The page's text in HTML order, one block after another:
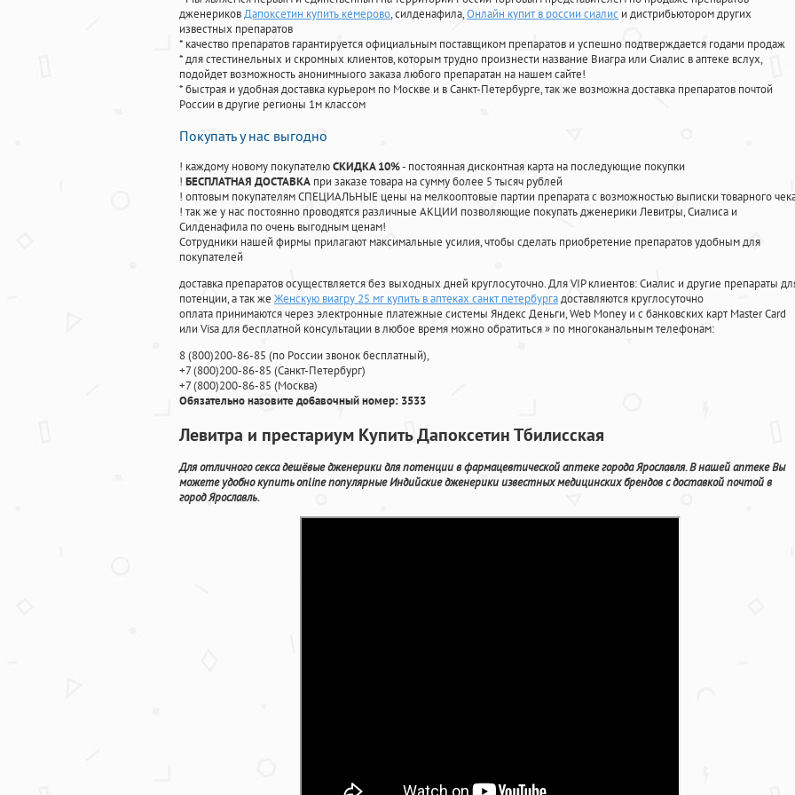
дженериковДапоксетин купить кемерово, силденафила,Онлайн купит в россии сиалис и дистрибьютором других
известных препаратов
* качество препаратов гарантируется официальным поставщиком препаратов и успешно подтверждается годами продаж
* для стестинельных и скромных клиентов, которым трудно произнести название Виагра или Сиалис в аптеке вслух,
подойдет возможность анонимныого заказа любого препаратан на нашем сайте!
* быстрая и удобная доставка курьером по Москве и в Санкт-Петербурге, так же возможна доставка препаратов почтой
России в другие регионы 1м классом
Покупать у нас выгодно
! каждому новому покупателюСКИДКА 10%- постоянная дисконтная карта на последующие покупки
! БЕСПЛАТНАЯ ДОСТАВКА при заказе товара на сумму более 5 тысяч рублей
! оптовым покупателям СПЕЦИАЛЬНЫЕ цены на мелкооптовые партии препарата с возможностью выписки товарного
! так же у нас постоянно проводятся различные АКЦИИ позволяющие покупать дженерики Левитры, Сиалиса и
Силденафила по очень выгодным ценам!
Cотрудники нашей фирмы прилагают максимальные усилия, чтобы сделать приобретение препаратов удобным для
покупателей
доставка препаратов осуществляется без выходных дней круглосуточно. Для VIP клиентов: Сиалис и другие препараты
потенции, а так же Женскую виагру 25 мг купить в аптеках санкт петербургадоставляются круглосуточно
оплата принимаются через электронные платежные системы Яндекс Деньги, Web Money и с банковских карт Master Card
или Visa для бесплатной консультации в любое время можно обратиться» по многоканальным телефонам:
8(800)200-86-85 (по России звонок бесплатный),
+7(800)200-86-85 (Санкт-Петербург)
+7(800)200-86-85 (Москва)
Обязательно назовите добавочный номер: 3533
Левитра и престариум Купить Дапоксетин Тбилисская
Для отличного секса дешёвые дженерики для потенции в фармацевтической аптеке города Ярославля. В нашей аптеке Вы
можете удобно купить online популярные Индийские дженерики известных медицинских брендов с доставкой почтой в
город Ярославль.